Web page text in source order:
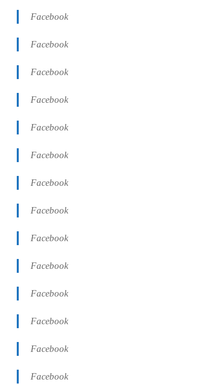
Facebook
Facebook
Facebook
Facebook
Facebook
Facebook
Facebook
Facebook
Facebook
Facebook
Facebook
Facebook
Facebook
Facebook